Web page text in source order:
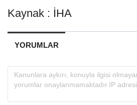
Kaynak : İHA
YORUMLAR